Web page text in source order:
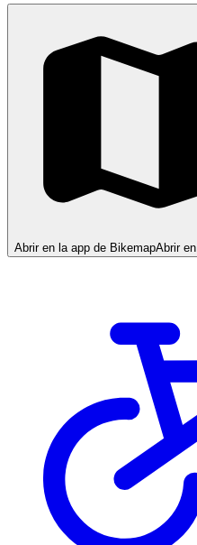
Abrir en la app de BikemapAbrir